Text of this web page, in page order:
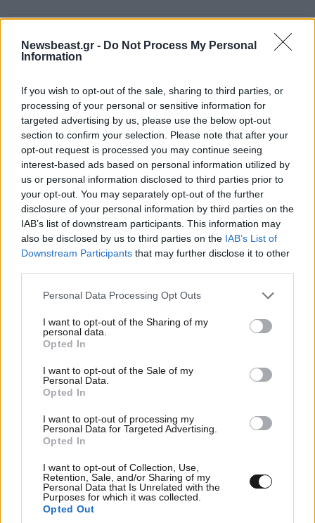
Newsbeast.gr - Do Not Process My Personal
Information
If you wish to opt-out of the sale, sharing to third parties, or
processing of your personal or sensitive information for
targeted advertising by us, please use the below opt-out
section to confirm your selection. Please note that after your
opt-out request is processed you may continue seeing
interest-based ads based on personal information utilized by
us or personal information disclosed to third parties prior to
your opt-out. You may separately opt-out of the further
disclosure of your personal information by third parties on the
IAB’s list of downstream participants. This information may
also be disclosed by us to third parties on the IAB’s List of
Downstream Participants that may further disclose it to other
Please note that this website/app uses one or more Google
not limited to your visit or usage behaviour. You may click to
grant or deny consent to Google and its third-party tags to
use your data for below specified purposes in below Google
consent section.
Personal Data Processing Opt Outs
I want to opt-out of the Sharing of my
personal data.
Opted In
I want to opt-out of the Sale of my
Personal Data.
Opted In
I want to opt-out of processing my
Personal Data for Targeted Advertising.
Opted In
I want to opt-out of Collection, Use,
Retention, Sale, and/or Sharing of my
Personal Data that Is Unrelated with the
Purposes for which it was collected.
Opted Out
ΚΑΤΙΝΑ
Η ΓΕΙΤΟΝΙΑ ΕΧΕΙ ΒΟΥΙΞΕΙ ΑΠΟ ΤΙΣ ΠΟΜΠΕΣ ΤΗΣ ΚΑΙ
ΤΕΛΙΚΑ ΤΟΥ ΤΗΝ ΕΦΕΡΕ……..
Απαντήστε 0
TRENDING
ΕΛΛΑΔΑ10·08·2026 00:07
για λίγο το όνειρο «των δύο ηπείρων και των
πέντε θαλασσών»